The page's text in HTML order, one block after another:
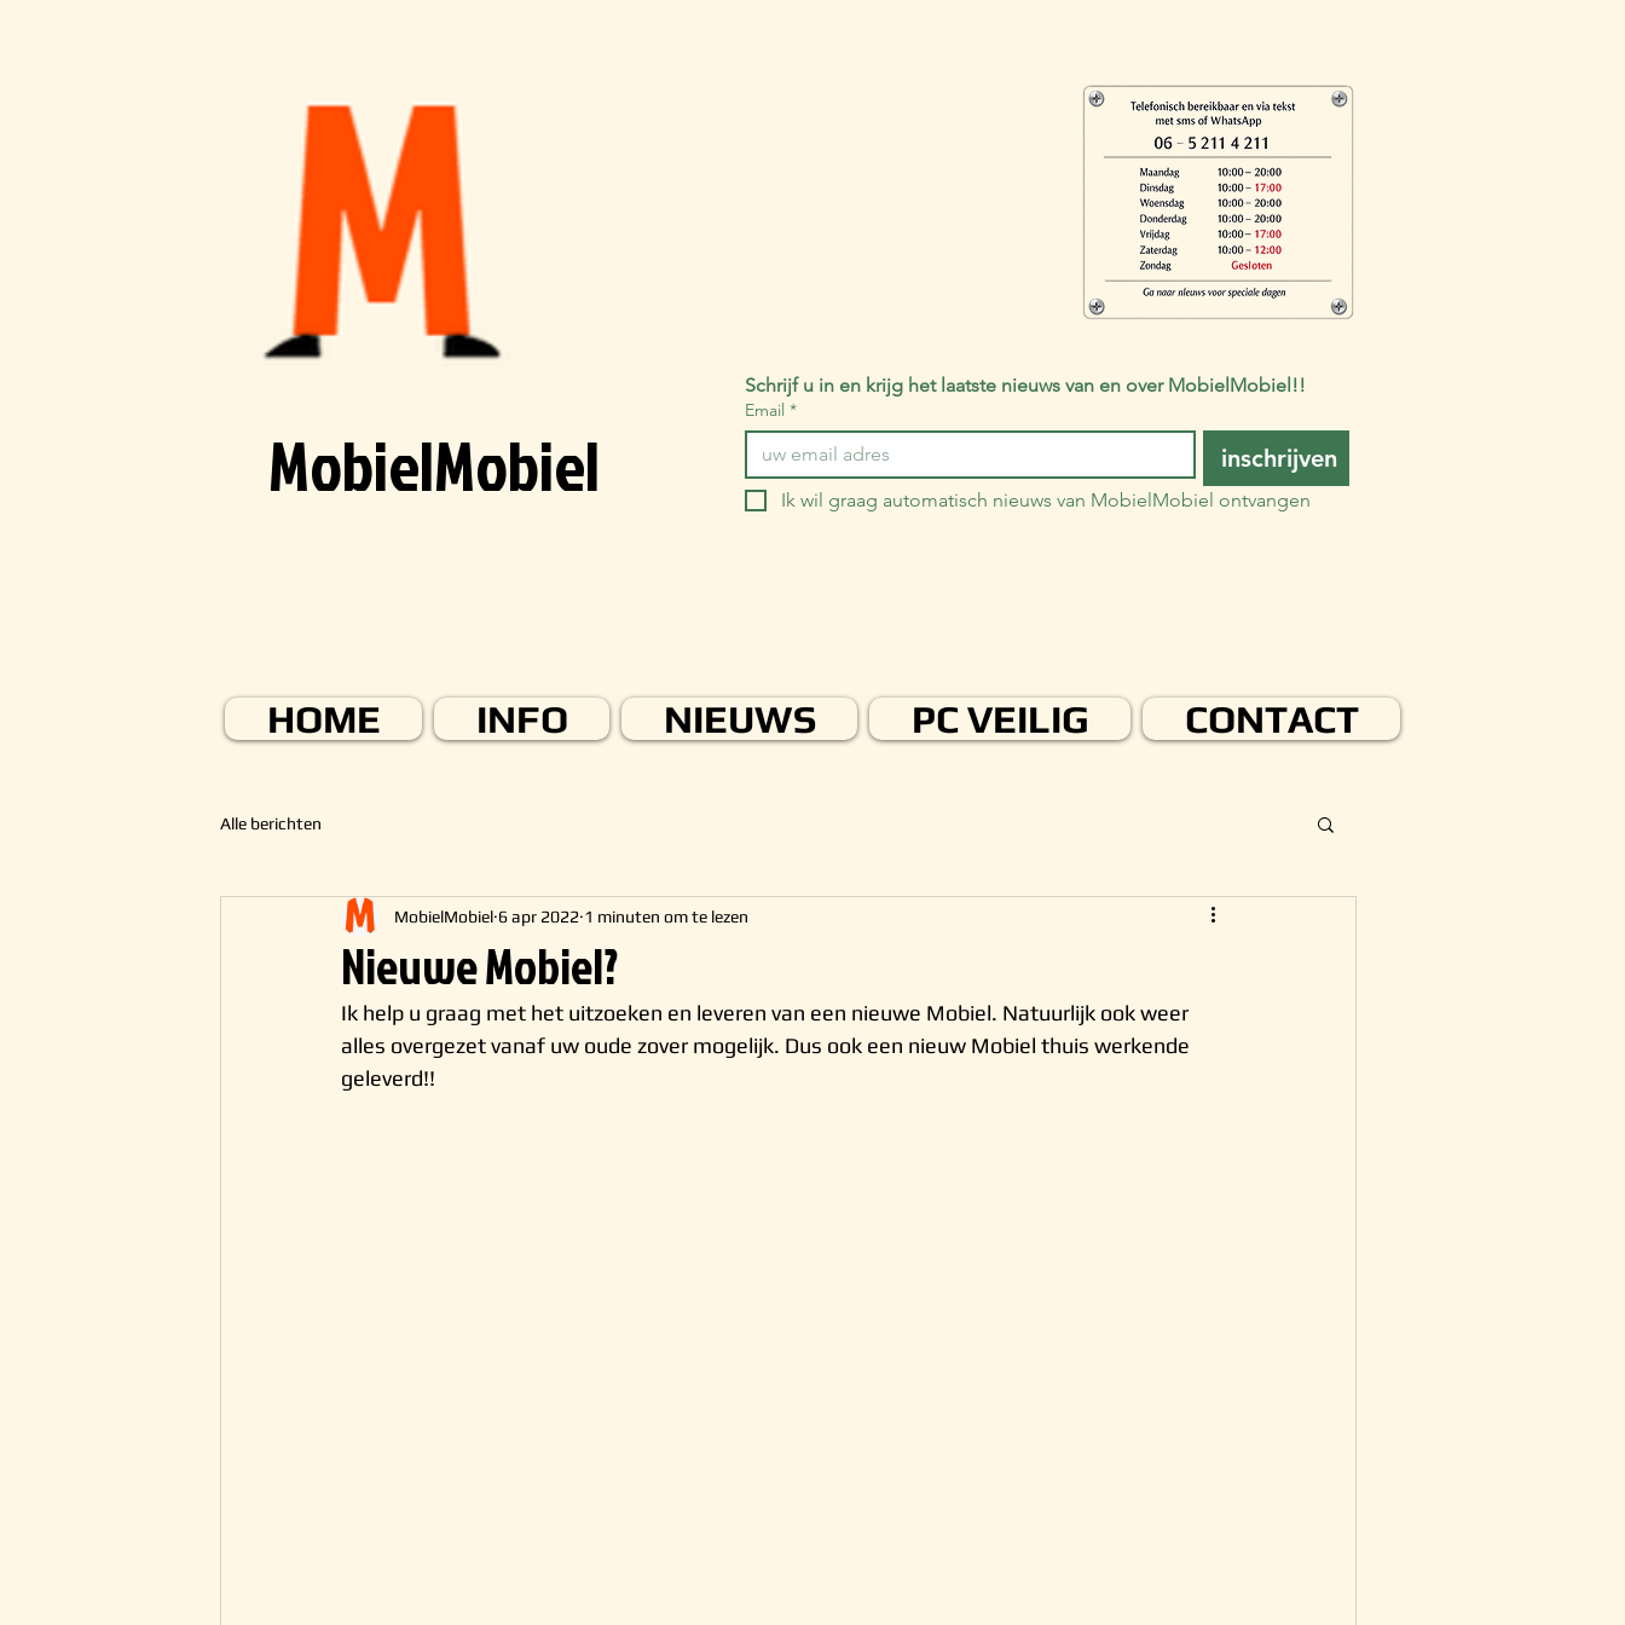
MobielMobiel
Schrijf u in en krijg het laatste nieuws van en over MobielMobiel!!
Email *
inschrijven
Ik wil graag automatisch nieuws van MobielMobiel ontvangen
HOME INFO NIEUWS PC VEILIG CONTACT
Alle berichten
Nieuwe Mobiel?
MobielMobiel 6 apr 2022 1 minuten om te lezen
Ik help u graag met het uitzoeken en leveren van een nieuwe Mobiel. Natuurlijk ook weer
alles overgezet vanaf uw oude zover mogelijk. Dus ook een nieuw Mobiel thuis werkende
geleverd!!